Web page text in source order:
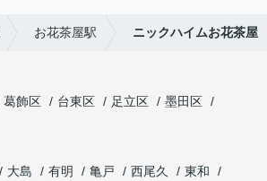
お花茶屋駅 ニックハイムお花茶屋
葛飾区 台東区 足立区
墨田区
大島 有明 亀戸 西尾久
東和